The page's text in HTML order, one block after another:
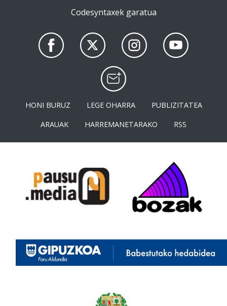
Codesyntaxek garatua
HONI BURUZ LEGE OHARRA
PUBLIZITATEA
ARAUAK
HARREMANETARAKO RSS